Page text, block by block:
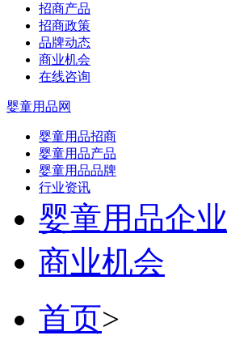
招商产品
招商政策
品牌动态
商业机会
在线咨询
婴童用品网
婴童用品招商
婴童用品产品
婴童用品品牌
行业资讯
婴童用品企业
商业机会
首页>